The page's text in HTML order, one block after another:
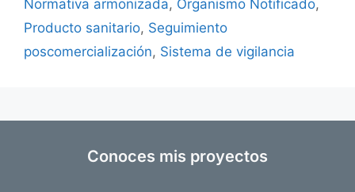
Normativa armonizada, Organismo Notificado,
Producto sanitario, Seguimiento
poscomercialización, Sistema de vigilancia
Conoces mis proyectos